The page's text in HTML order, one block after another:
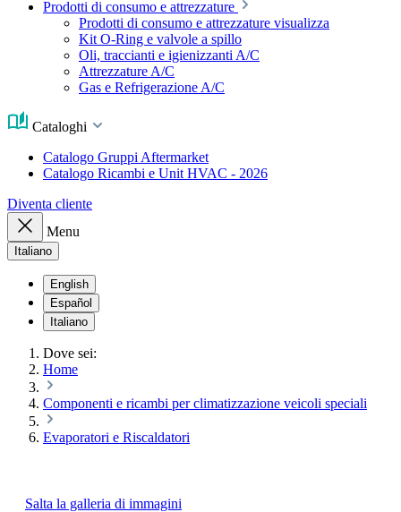
Prodotti di consumo e attrezzature
Prodotti di consumo e attrezzature visualizza
Kit O-Ring e valvole a spillo
Oli, traccianti e igienizzanti A/C
Attrezzature A/C
Gas e Refrigerazione A/C
Cataloghi
Catalogo Gruppi Aftermarket
Catalogo Ricambi e Unit HVAC - 2026
Diventa cliente
Menu
Italiano
English
Español
Italiano
Dove sei:
Home
Componenti e ricambi per climatizzazione veicoli speciali
Evaporatori e Riscaldatori
Salta la galleria di immagini